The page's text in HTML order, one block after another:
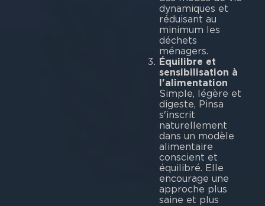
dynamiques et
réduisant au
minimum les
déchets
Équilibre et
sensibilisation à
l'alimentation
Simple, légère et
digeste, Pinsa
s'inscrit
naturellement
dans un modèle
alimentaire
conscient et
équilibré. Elle
encourage une
approche plus
saine et plus